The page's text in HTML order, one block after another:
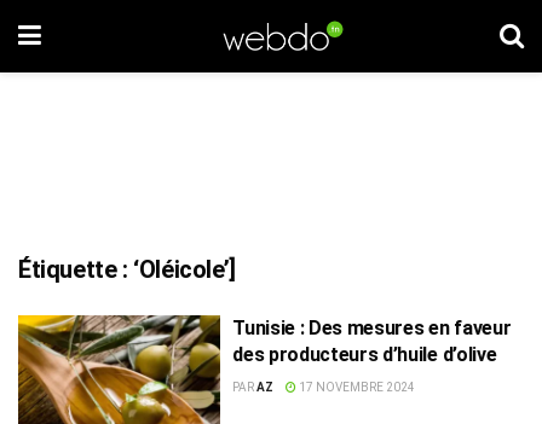
Étiquette : ‘Oléicole’]
Tunisie : Des mesures en faveur
des producteurs d’huile d’olive
PARAZ 17 NOVEMBRE 2024